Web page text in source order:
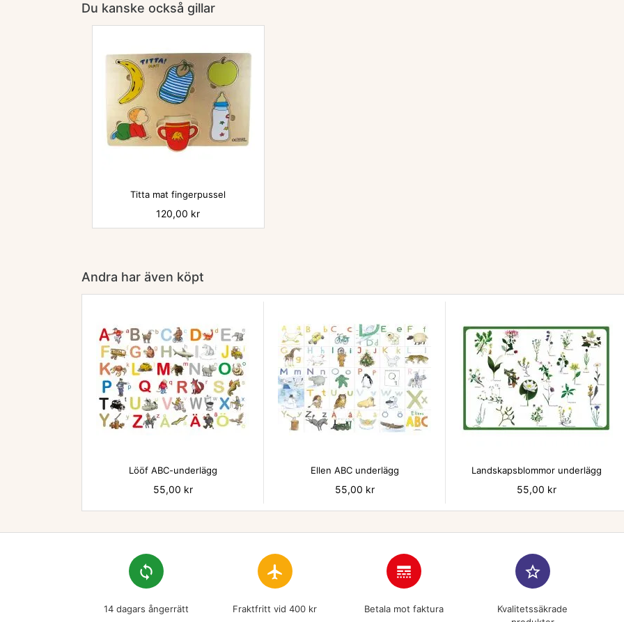
Du kanske också gillar

Titta mat fingerpussel
Pris
120,00 kr
Andra har även köpt

Lööf ABC-underlägg
Pris
55,00 kr

Ellen ABC underlägg
Pris
55,00 kr
Landskapsblommor underlägg
Pris
55,00 kr
loop
14 dagars ångerrätt
flight
Fraktfritt vid 400 kr
line_style
Betala mot faktura
star_border
Kvalitetssäkrade